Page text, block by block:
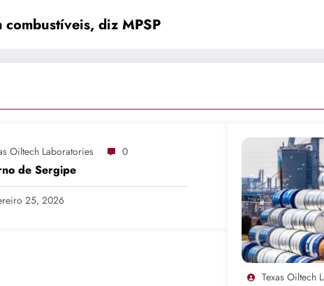
diz MPSP
Oiltech Laboratories 0
de Sergipe
25, 2026
Texas Oiltech